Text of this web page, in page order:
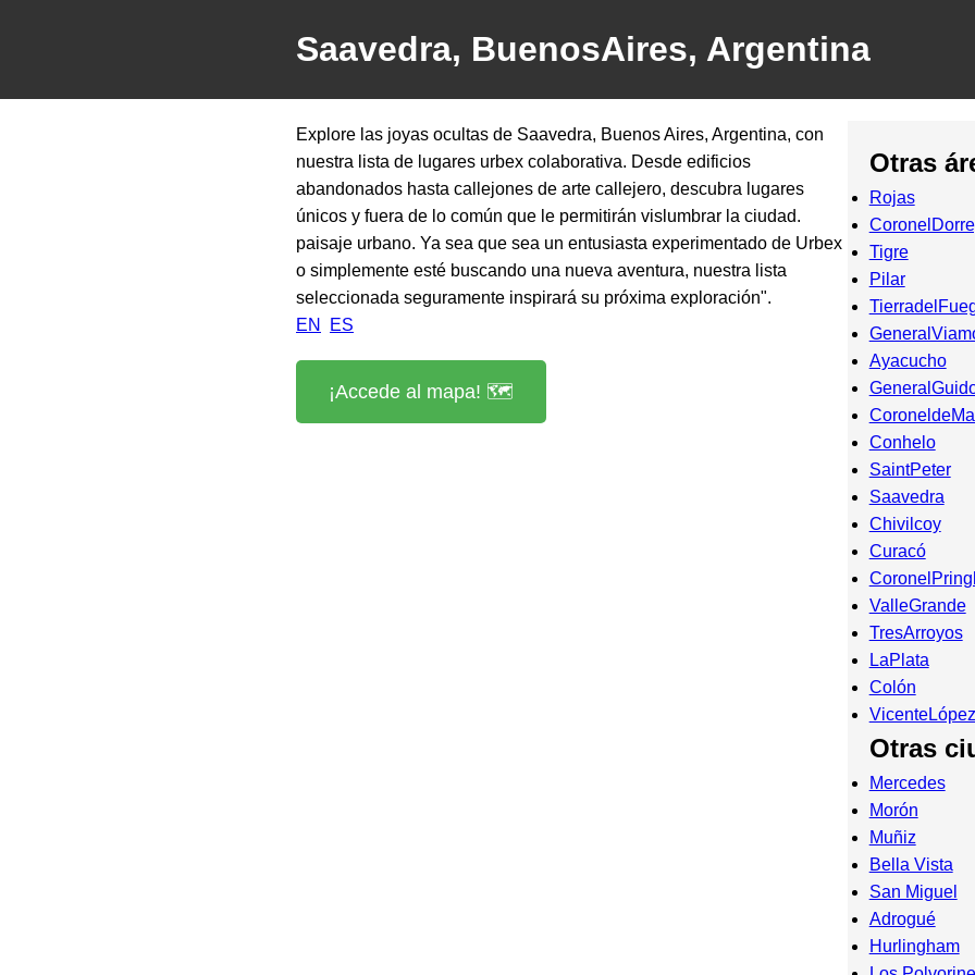
Saavedra, BuenosAires, Argentina
Explore las joyas ocultas de Saavedra, Buenos Aires, Argentina, con
nuestra lista de lugares urbex colaborativa. Desde edificios
abandonados hasta callejones de arte callejero, descubra lugares
únicos y fuera de lo común que le permitirán vislumbrar la ciudad.
paisaje urbano. Ya sea que sea un entusiasta experimentado de Urbex
o simplemente esté buscando una nueva aventura, nuestra lista
seleccionada seguramente inspirará su próxima exploración".
EN
ES
¡Accede al mapa! 🗺️
Otras
Rojas
Tigre
Pilar
Ayacucho
Conhelo
SaintPeter
Saavedra
Chivilcoy
Curacó
ValleGrande
TresArroyos
LaPlata
Colón
VicenteLópez
Otras
Mercedes
Morón
Muñiz
Bella Vista
San Miguel
Adrogué
Hurlingham